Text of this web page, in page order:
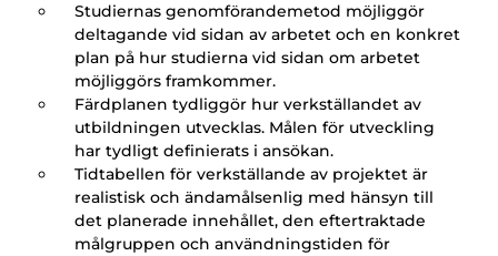
Studiernas genomförandemetod möjliggör
deltagande vid sidan av arbetet och en konkret
plan på hur studierna vid sidan om arbetet
möjliggörs framkommer.
Färdplanen tydliggör hur verkställandet av
utbildningen utvecklas. Målen för utveckling
har tydligt definierats i ansökan.
Tidtabellen för verkställande av projektet är
realistisk och ändamålsenlig med hänsyn till
det planerade innehållet, den eftertraktade
målgruppen och användningstiden för